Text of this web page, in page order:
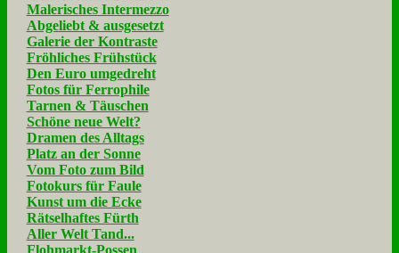
Malerisches Intermezzo
Abgeliebt & ausgesetzt
Galerie der Kontraste
Fröhliches Frühstück
Den Euro umgedreht
Fotos für Ferrophile
Tarnen & Täuschen
Schöne neue Welt?
Dramen des Alltags
Platz an der Sonne
Vom Foto zum Bild
Fotokurs für Faule
Kunst um die Ecke
Rätselhaftes Fürth
Aller Welt Tand...
Flohmarkt-Possen